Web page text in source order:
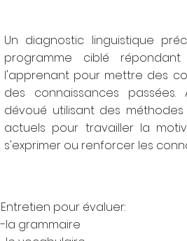
Un diagnostic linguistique
programme ciblé
l'apprenant pour mettre des
des connaissances
dévoué utilisant des
actuels pour travailler la
s'exprimer ou renforcer les
Entretien pour évaluer:
-la grammaire